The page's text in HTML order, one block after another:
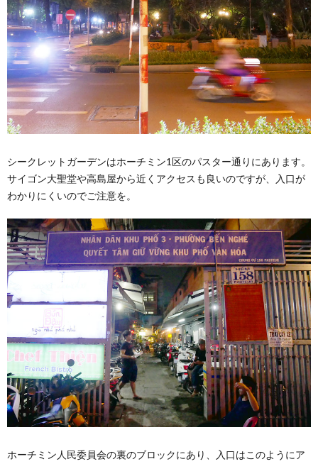
シークレットガーデンはホーチミン1区のパスター通りにあります。
サイゴン大聖堂や高島屋から近くアクセスも良いのですが、入口が
わかりにくいのでご注意を。
ホーチミン人民委員会の裏のブロックにあり、入口はこのようにア